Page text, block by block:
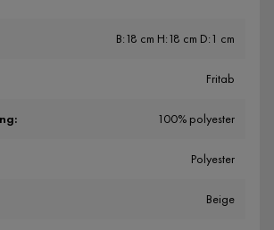
B:18 cm H:18 cm D:1 cm
Fritab
: 100% polyester
Polyester
Beige